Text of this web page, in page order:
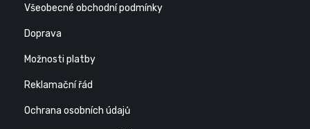
Všeobecné obchodní podmínky
Doprava
Možnosti platby
Reklamační řád
Ochrana osobních údajů